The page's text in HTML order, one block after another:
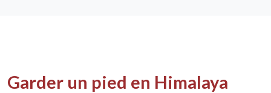
Garder un pied en Himalaya